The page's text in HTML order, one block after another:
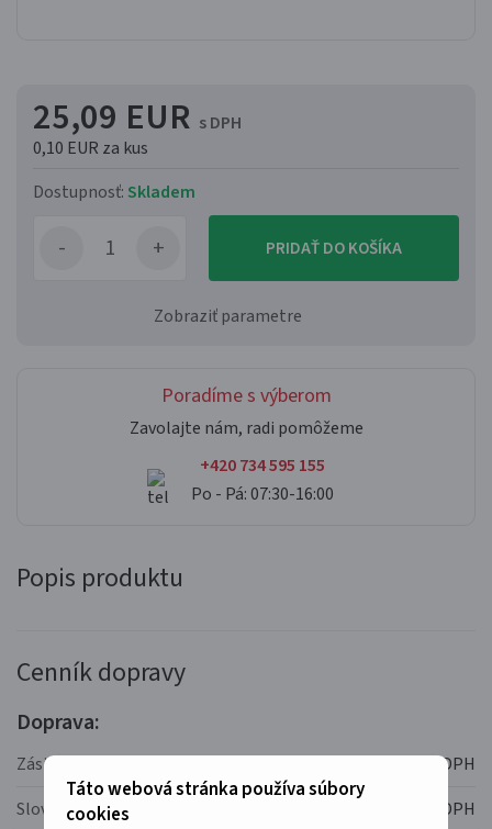
Táto webová stránka používa súbory
cookies
25,09 EUR s DPH
0,10 EUR za kus
Dostupnosť:Skladem
PRIDAŤ DO KOŠÍKA
Zobraziť parametre
Poradíme s výberom
Zavolajte nám, radi pomôžeme
+420 734 595 155
Po - Pá: 07:30-16:00
Popis produktu
Cenník dopravy
Doprava:
Zásilkovna
4,40 EUR s DPH
Slovenská pošta
7,30 EUR s DPH